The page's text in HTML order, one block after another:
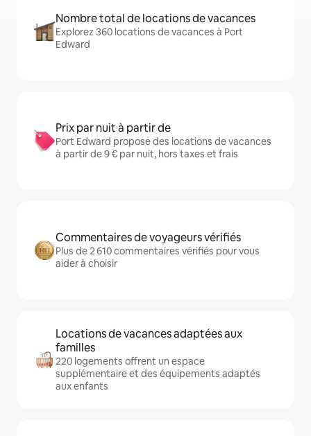
Nombre total de locations de vacances
Explorez 360 locations de vacances à Port
Edward
Prix par nuit à partir de
Port Edward propose des locations de vacances
à partir de 9 € par nuit, hors taxes et frais
Commentaires de voyageurs vérifiés
Plus de 2 610 commentaires vérifiés pour vous
aider à choisir
Locations de vacances adaptées aux
familles
220 logements offrent un espace
supplémentaire et des équipements adaptés
aux enfants